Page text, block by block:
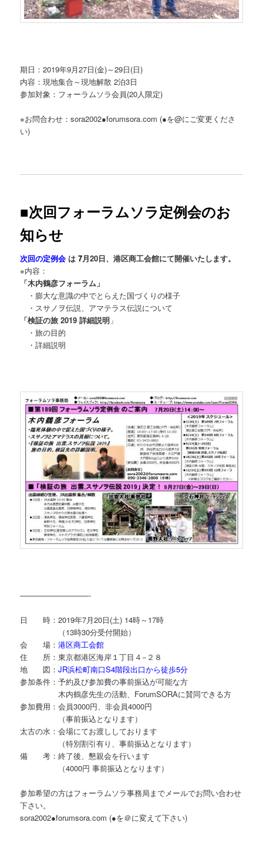
期日：2019年9月27日(金)～29日(日)
内容：現地集合～現地解散 2泊3日
参加対象：フォーラムソラ会員(20人限定)
※お問合わせ：sora2002●forumsora.com (●を@にご変更くださ
い)
■次回フォーラムソラ定例会のお
知らせ
次回の定例会 は 7月20日、港区商工会館にて開催いたします。
※内容：
「木内鶴彦フォーラム」
・膨大な意識の中でとらえた国づくりの様子
・スサノヲ伝説、アマテラス伝説について
「検証の旅 2019 詳細説明 」
・旅の目的
・詳細説明
—————————-
日 時：2019年7月20日(土) 14時～17時
（13時30分受付開始）
会 場：港区商工会館
住 所：東京都港区海岸１丁目４−２８
地 図：JR浜松町南口S4階段出口から徒歩5分
参加条件：予約及び参加費の事前振込が可能な方
木内鶴彦先生の活動、ForumSORAに賛同できる方
参加費用：会員3000円、非会員4000円
（事前振込となります）
太古の水：会場にてお渡ししております
（特別割引有り、事前振込となります）
備 考：終了後、懇親会を行います
（4000円 事前振込となります）
参加希望の方はフォーラムソラ事務局までメールでお問い合わせ
下さい。
sora2002●forumsora.com (●を＠に変えて下さい)